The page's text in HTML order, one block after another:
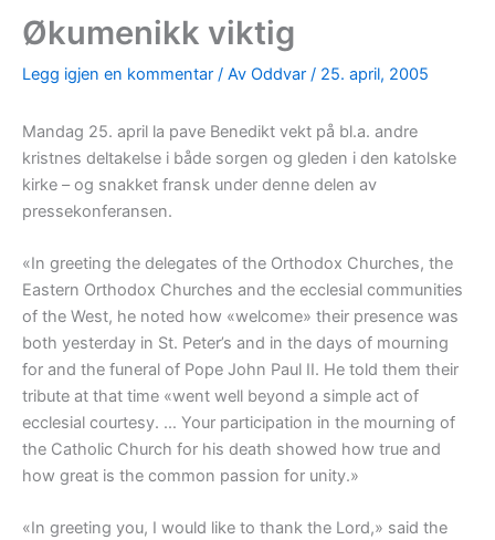
Økumenikk viktig
Legg igjen en kommentar / Av Oddvar / 25. april, 2005
Mandag 25. april la pave Benedikt vekt på bl.a. andre
kristnes deltakelse i både sorgen og gleden i den katolske
kirke – og snakket fransk under denne delen av
pressekonferansen.
«In greeting the delegates of the Orthodox Churches, the
Eastern Orthodox Churches and the ecclesial communities
of the West, he noted how «welcome» their presence was
both yesterday in St. Peter’s and in the days of mourning
for and the funeral of Pope John Paul II. He told them their
tribute at that time «went well beyond a simple act of
ecclesial courtesy. … Your participation in the mourning of
the Catholic Church for his death showed how true and
how great is the common passion for unity.»
«In greeting you, I would like to thank the Lord,» said the